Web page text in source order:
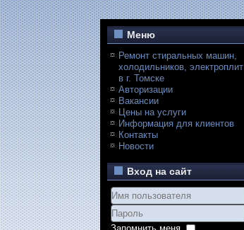
Меню
Ремонт стиральных машин,
холодильников, электроплит
в г. Томске
Авторизации
Вакансии
Цены на услуги
Информация для клиентов
Контакты
Новости
Вход на сайт